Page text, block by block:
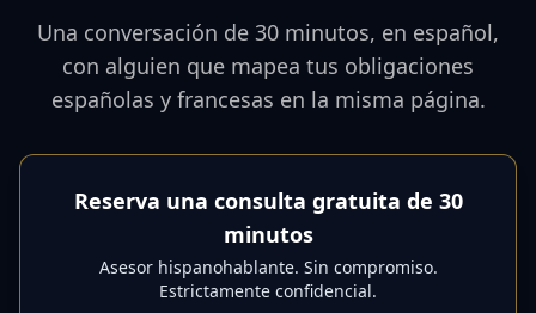
Una conversación de 30 minutos, en español,
con alguien que mapea tus obligaciones
españolas y francesas en la misma página.
Reserva una consulta gratuita de 30
minutos
Asesor hispanohablante. Sin compromiso.
Estrictamente confidencial.